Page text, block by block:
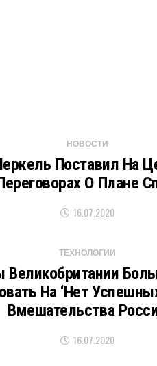
НОВОСТИ
Поставил На
О Плане
16.07.2020
ТЕХНОЛОГИИ
Великобритании
На ‘нет
Вмешательства
16.07.2020